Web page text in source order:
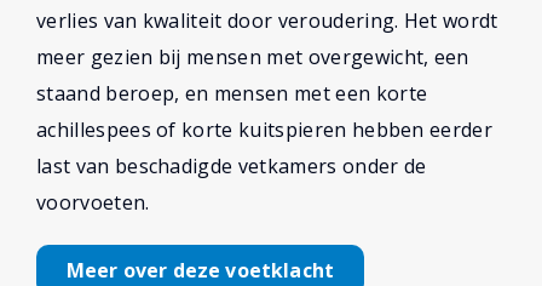
verlies van kwaliteit door veroudering. Het wordt
meer gezien bij mensen met overgewicht, een
staand beroep, en mensen met een korte
achillespees of korte kuitspieren hebben eerder
last van beschadigde vetkamers onder de
voorvoeten.
Meer over deze voetklacht